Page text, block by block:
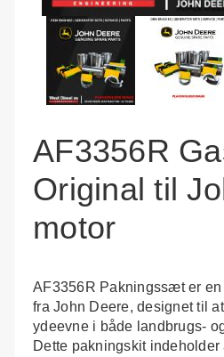
AF3356R
Original til
motor
AF3356R Pakningssæt er en
fra John Deere, designet til
ydeevne i både landbrugs-
Dette pakningskit